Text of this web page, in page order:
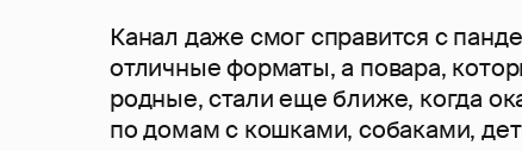
Канал даже смог справится с
отличные форматы, а повара,
родные, стали еще ближе, когда
по домам с кошками, собаками,